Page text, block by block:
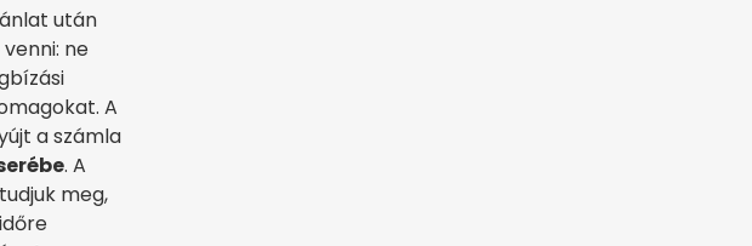
után
ne
A
a számla
. A
meg,